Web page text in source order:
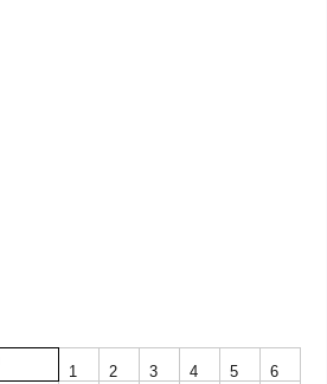
1 2 3 4 5
6